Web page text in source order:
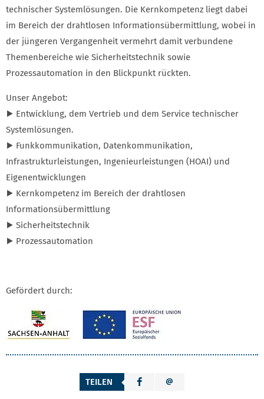
technischer Systemlösungen. Die Kernkompetenz liegt dabei
im Bereich der drahtlosen Informationsübermittlung, wobei in
der jüngeren Vergangenheit vermehrt damit verbundene
Themenbereiche wie Sicherheitstechnik sowie
Prozessautomation in den Blickpunkt rückten.
Unser Angebot:
▶ Entwicklung, dem Vertrieb und dem Service technischer
Systemlösungen.
▶ Funkkommunikation, Datenkommunikation,
Infrastrukturleistungen, Ingenieurleistungen (HOAI) und
Eigenentwicklungen
▶ Kernkompetenz im Bereich der drahtlosen
Informationsübermittlung
▶ Sicherheitstechnik
▶ Prozessautomation
Gefördert durch:
TEILEN